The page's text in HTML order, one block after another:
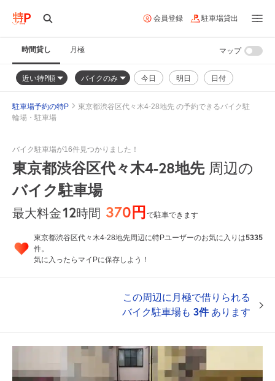
会員登録 駐車場貸出
時間貸し 月極
近い特P順 バイクのみ 今日 明日 日付
マップ
駐車場予約の特P
東京都渋谷区代々木4-28地先 の予約できるバイク駐
輪場・駐車場
バイク駐車場が16件見つかりました！
東京都渋谷区代々木4-28地先周辺の
バイク駐車場
最大料金12時間 370円で駐車できます
東京都渋谷区代々木4-28地先周辺に特Pユーザーのお気に入りは5335
件。
気に入ったらマイPに保存しよう！
この周辺に月極で借りられる
バイク駐車場も 3件あります